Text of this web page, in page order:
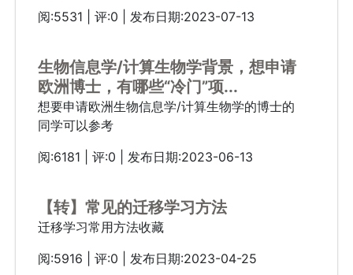
阅:5531 | 评:0 | 发布日期:2023-07-13
生物信息学/计算生物学背景，想申请
欧洲博士，有哪些“冷门”项...
想要申请欧洲生物信息学/计算生物学的博士的
同学可以参考
阅:6181 | 评:0 | 发布日期:2023-06-13
【转】常见的迁移学习方法
迁移学习常用方法收藏
阅:5916 | 评:0 | 发布日期:2023-04-25